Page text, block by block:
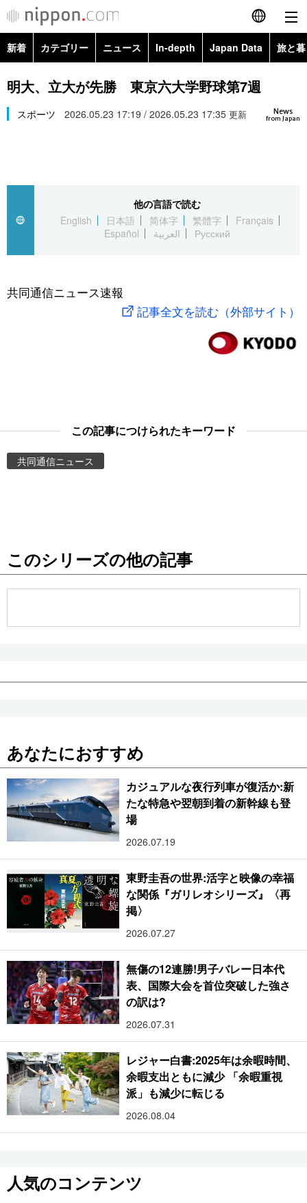
English
简体字
繁體字
العربية
社会
旅と暮らし
東京
新着 カテゴリー ニュース In-depth Japan Data 旅と
政治・外交
経済・ビジネス
社会
文化
科学・技術
暮らし
Topics
Images
お知らせ
明大、立大が先勝 東京六大学野球第7週
News
from Japan
スポーツ 2026.05.23 17:19 / 2026.05.23 17:35 更新
他の言語で読む
English
日本語 简体字 繁體字
Français
Español
العربية Русский
共同通信ニュース速報
記事全文を読む（外部サイト）
この記事につけられたキーワード
共同通信ニュース
このシリーズの他の記事
あなたにおすすめ
カジュアルな夜行列車が復活か:新
たな特急や翌朝到着の新幹線も登
場
2026.07.19
東野圭吾の世界:活字と映像の幸福
な関係『ガリレオシリーズ』〈再
掲〉
2026.07.27
無傷の12連勝!男子バレー日本代
表、国際大会を首位突破した強さ
の訳は?
2026.07.31
レジャー白書:2025年は余暇時間、
余暇支出ともに減少 「余暇重視
派」も減少に転じる
2026.08.04
人気のコンテンツ